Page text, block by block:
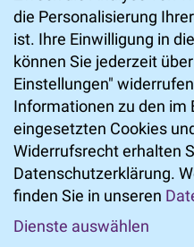
die Personalisierung
ist. Ihre Einwilligung in
können Sie jederzeit
Einstellungen"
Informationen zu den im
eingesetzten Cookies
Widerrufsrecht erhalten
Datenschutzerklärung.
finden Sie in unseren
Dienste auswählen